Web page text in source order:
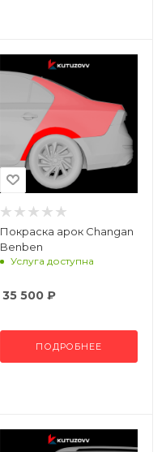
Покраска арок Changan
Benben
Услуга доступна
35 500₽
ПОДРОБНЕЕ